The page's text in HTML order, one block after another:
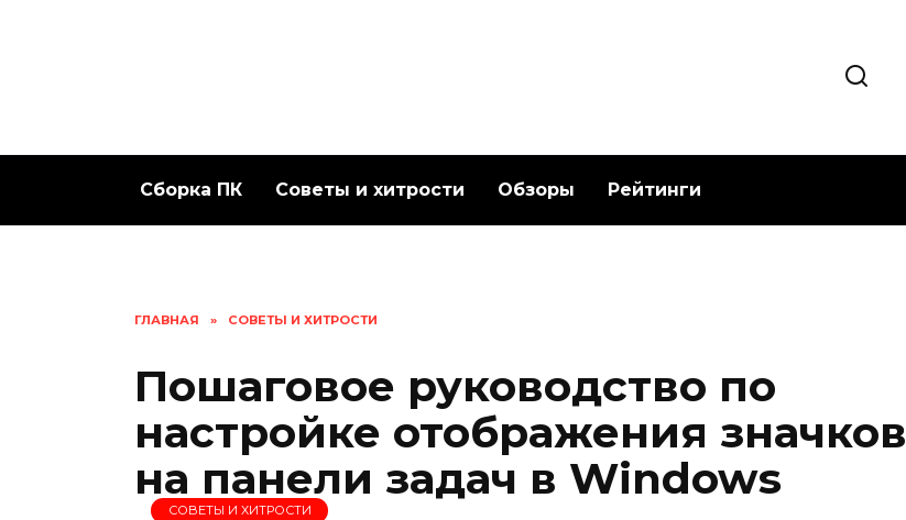
Сборка ПК Советы и хитрости Обзоры Рейтинги
ГЛАВНАЯ » СОВЕТЫ И ХИТРОСТИ
Пошаговое руководство по
настройке отображения значков
на панели задач в Windows
СОВЕТЫ И ХИТРОСТИ